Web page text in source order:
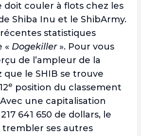
doit couler à flots chez les
Shiba Inu et le ShibArmy.
récentes statistiques
« Dogekiller». Pour vous
de l’ampleur de la
que le SHIB se trouve
e position du classement
une capitalisation
641 650 de dollars, le
trembler ses autres